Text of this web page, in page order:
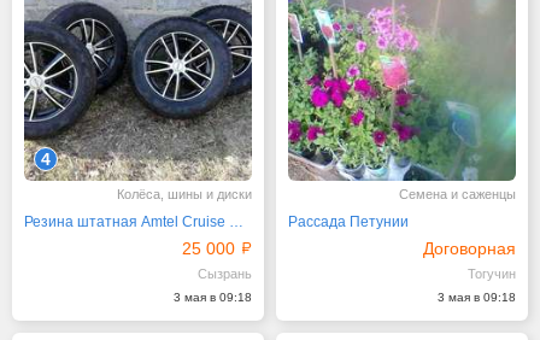
4
Колёса, шины и диски
Резина штатная Amtel Cruise Для Рено Дастер
25 000
Сызрань
3 мая в 09:18
Семена и саженцы
Рассада Петунии
Договорная
Тогучин
3 мая в 09:18